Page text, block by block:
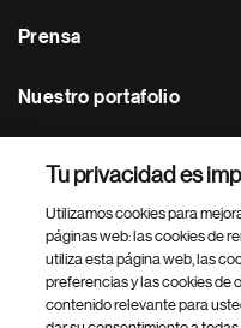
Prensa
Nuestro portafolio
Footer Site Search
Tu privacidad es
Utilizamos cookies para
páginas web: las cookies de
utiliza esta página web, las
preferencias y las cookies de
contenido relevante para